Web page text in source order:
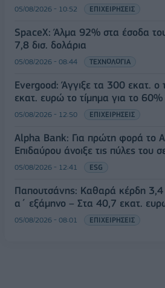
05/08/2026 - 10:52 ΕΠΙΧΕΙΡΗΣΕΙΣ
SpaceX: Άλμα 92% στα έσοδα
7,8 δισ. δολάρια
05/08/2026 - 08:44 ΤΕΧΝΟΛΟΓΙΑ
Evergood: Άγγιξε τα 300 εκατ. ο
εκατ. ευρώ το τίμημα για το
05/08/2026 - 12:50 ΕΠΙΧΕΙΡΗΣΕΙΣ
Alpha Bank: Για πρώτη φορά το
Επιδαύρου άνοιξε τις πύλες του
05/08/2026 - 12:41 ESG
Παπουτσάνης: Καθαρά κέρδη
α΄ εξάμηνο – Στα 40,7 εκατ.
05/08/2026 - 08:01 ΕΠΙΧΕΙΡΗΣΕΙΣ